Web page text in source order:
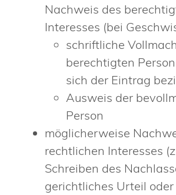
Nachweis des
Interesses (bei
schriftliche
berechtigten
sich der Eintrag
Ausweis der
Person
möglicherweise
rechtlichen Interesses
Schreiben des
gerichtliches Urteil oder